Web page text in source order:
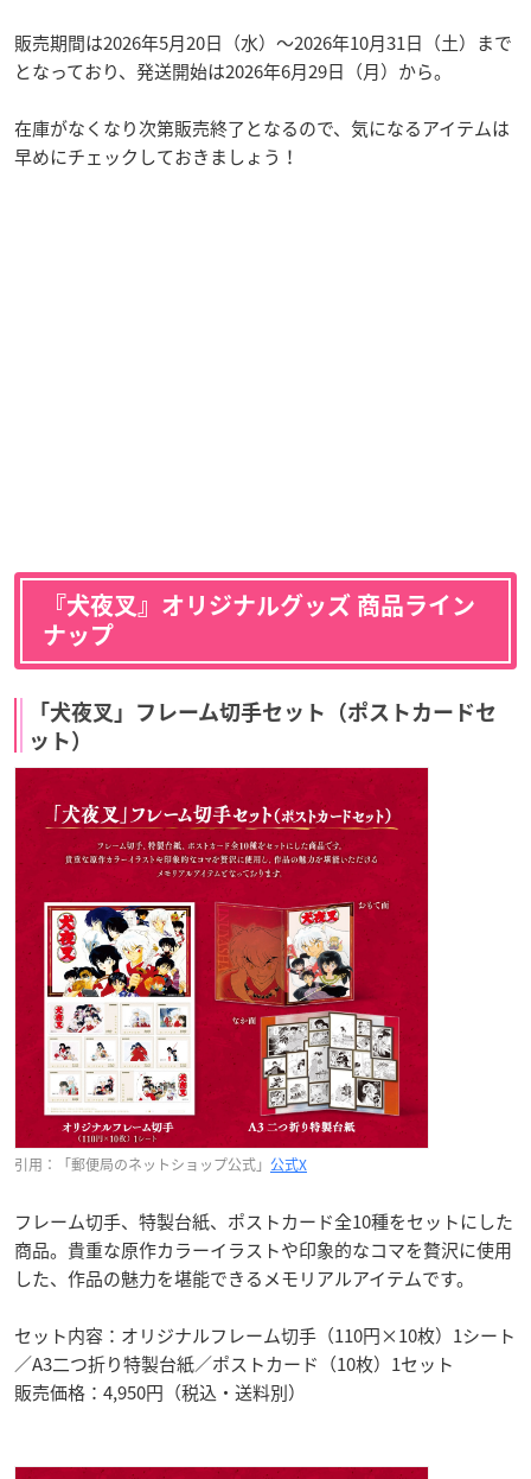
販売期間は2026年5月20日（水）～2026年10月31日（土）まで
となっており、発送開始は2026年6月29日（月）から。
在庫がなくなり次第販売終了となるので、気になるアイテムは
早めにチェックしておきましょう！
『犬夜叉』オリジナルグッズ 商品ライン
ナップ
「犬夜叉」フレーム切手セット（ポストカードセ
ット）
引用：「郵便局のネットショップ公式」 公式X
フレーム切手、特製台紙、ポストカード全10種をセットにした
商品。貴重な原作カラーイラストや印象的なコマを贅沢に使用
した、作品の魅力を堪能できるメモリアルアイテムです。
セット内容：オリジナルフレーム切手（110円×10枚）1シート
／A3二つ折り特製台紙／ポストカード（10枚）1セット
販売価格：4,950円（税込・送料別）